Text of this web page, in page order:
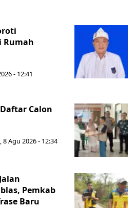
Rumah
- 12:41
Calon
8 Agu 2026 - 12:34
Pemkab
Baru